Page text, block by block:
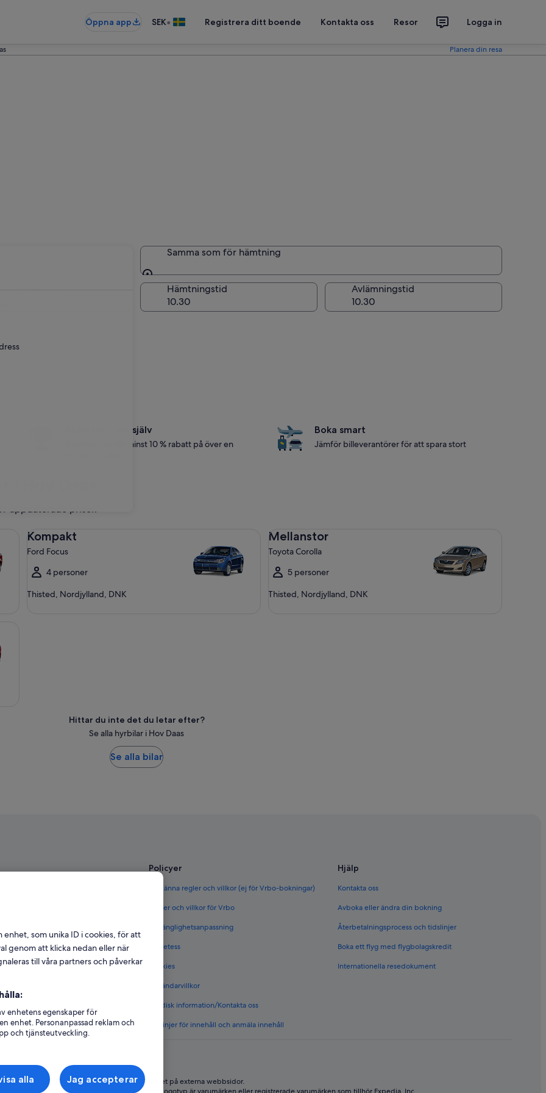
Öppna app SEK• Registrera ditt boende Kontakta oss Resor Logga in
Planera din resa
Samma som för hämtning
Samma som för hämtning
Hämtningstid Avlämningstid
Skäm bort dig själv
Medlemmar får minst 10 % rabatt på över en
Boka smart
Jämför billeverantörer för att spara stort
uppdaterade priser.
Kompakt
Ford Focus
4 personer
Thisted, Nordjylland, DNK
Mellanstor
Toyota Corolla
5 personer
Thisted, Nordjylland, DNK
Hittar du inte det du letar efter?
Se alla hyrbilar i Hov Daas
Se alla bilar
i Sverige
Policyer
Allmänna regler och villkor (ej för Vrbo-bokningar)
Regler och villkor för Vrbo
Tillgänglighetsanpassning
Sekretess
Cookies
Användarvillkor
Juridisk information/Kontakta oss
Riktlinjer för innehåll och anmäla innehåll
Hjälp
Kontakta oss
Avboka eller ändra din bokning
Återbetalningsprocess och tidslinjer
Boka ett flyg med flygbolagskredit
Internationella resedokument
Expedia, Inc ansvarar inte för innehållet på externa webbsidor.
som unika ID i cookies, för att
genom att klicka nedan eller när
till våra partners och påverkar
enhetens egenskaper för
enhet. Personanpassad reklam och
och tjänsteutveckling.
alla Jag accepterar